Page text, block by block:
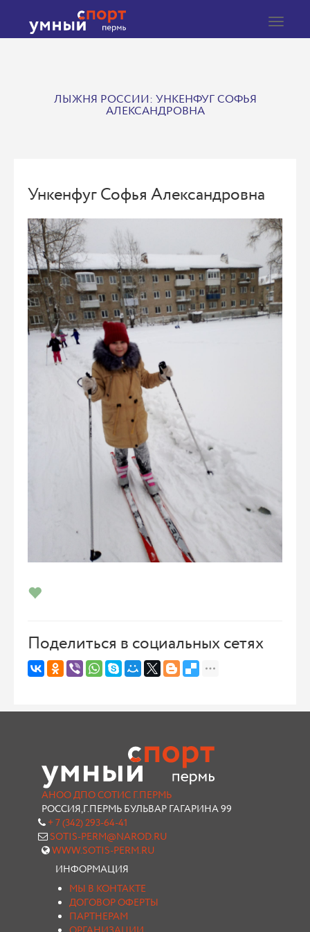
Toggle
ЛЫЖНЯ РОССИИ: УНКЕНФУГ СОФЬЯ
АЛЕКСАНДРОВНА
Ункенфуг Софья Александровна
Поделиться в социальных сетях
АНОО ДПО СОТИС Г.ПЕРМЬ
РОССИЯ,Г.ПЕРМЬ БУЛЬВАР ГАГАРИНА 99
+ 7 (342) 293-64-41
SOTIS-PERM@NAROD.RU
WWW.SOTIS-PERM.RU
ИНФОРМАЦИЯ
МЫ В КОНТАКТЕ
ДОГОВОР ОФЕРТЫ
ПАРТНЕРАМ